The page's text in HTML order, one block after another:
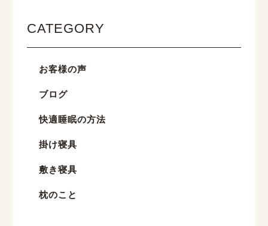
CATEGORY
お客様の声
ブログ
快適睡眠の方法
掛け寝具
敷き寝具
枕のこと